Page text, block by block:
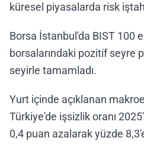
küresel piyasalarda risk
Borsa İstanbul'da BIST 100
borsalarındaki pozitif seyre
seyirle tamamladı.
Yurt içinde açıklanan
Türkiye'de işsizlik oranı
0,4 puan azalarak yüzde